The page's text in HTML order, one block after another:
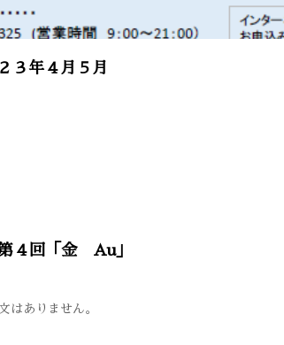
３年４月５月
４回「金 Au」
はありません。